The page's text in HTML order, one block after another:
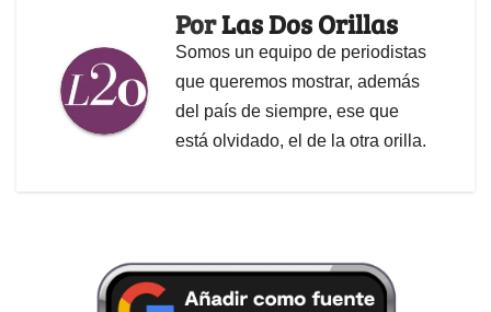
PorLas Dos Orillas
Somos un equipo de periodistas
que queremos mostrar, además
del país de siempre, ese que
está olvidado, el de la otra orilla.